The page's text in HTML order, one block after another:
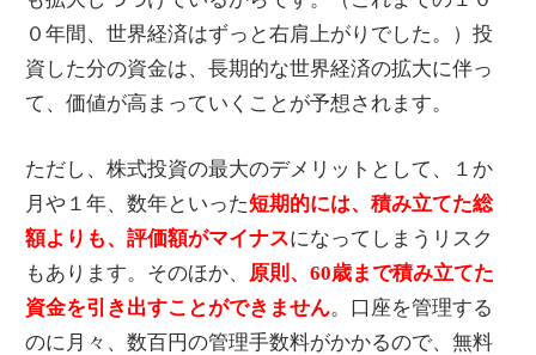
０年間、世界経済はずっと右肩上がりでした。）投
資した分の資金は、長期的な世界経済の拡大に伴っ
て、価値が高まっていくことが予想されます。
ただし、株式投資の最大のデメリットとして、１か
月や１年、数年といった短期的には、積み立てた総
額よりも、評価額がマイナスになってしまうリスク
もあります。そのほか、 原則、60歳まで積み立てた
資金を引き出すことができません。口座を管理する
のに月々、数百円の管理手数料がかかるので、無料